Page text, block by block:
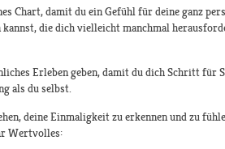
Chart, damit du ein Gefühl für deine ganz
die dich vielleicht manchmal
Erleben geben, damit du dich Schritt für
als du selbst.
deine Einmaligkeit zu erkennen und zu
Wertvolles: